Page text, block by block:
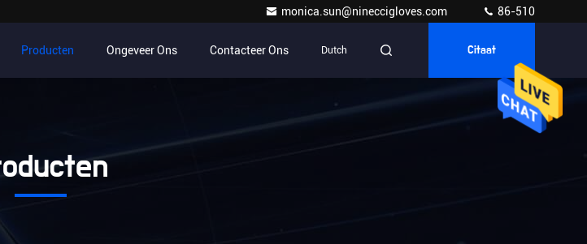
monica.sun@nineccigloves.com 86-510
Producten Ongeveer Ons Contacteer Ons Dutch Citaat